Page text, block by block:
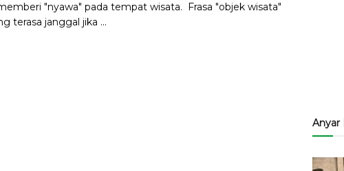
"nyawa" pada tempat wisata. Frasa "objek wisata"
terasa janggal jika ...
Anyar